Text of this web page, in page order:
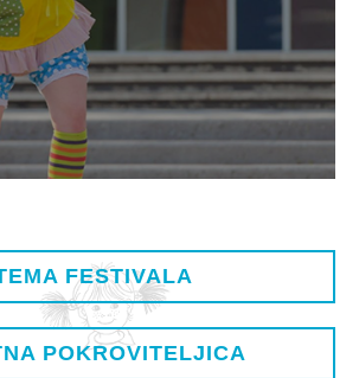
ZA PIKE IN GUSARJE
INFORMACIJE
GALERIJA
PIKASTE NOVIČKE
FESTIVALA
POKROVITELJICA